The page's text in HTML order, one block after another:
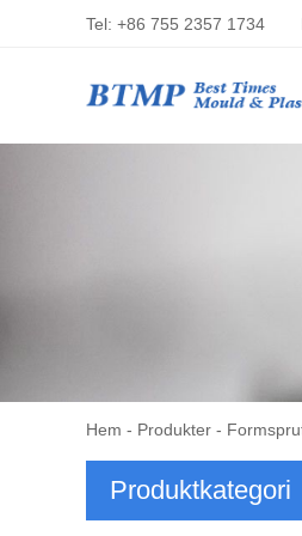
Tel: +86 755 2357 1734
Hem - Produkter -
Produktkategori